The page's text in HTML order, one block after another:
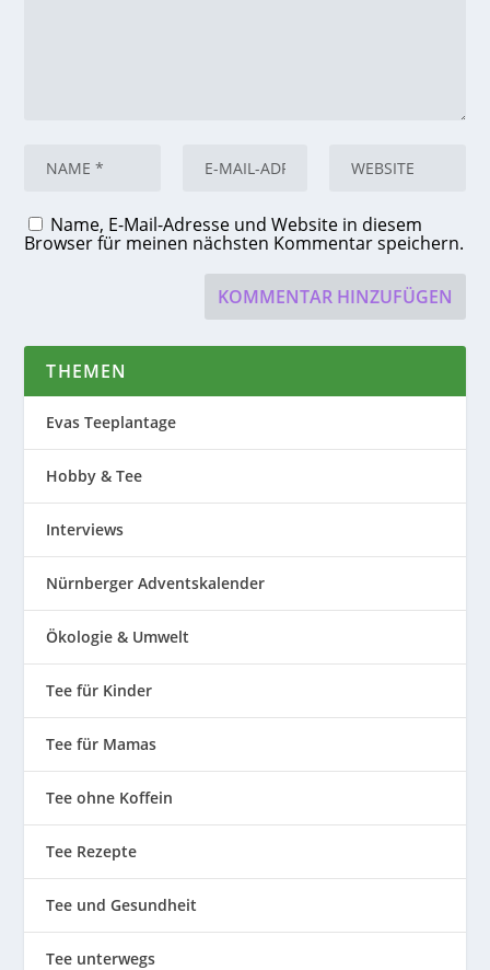
Name, E-Mail-Adresse und Website in diesem
Browser für meinen nächsten Kommentar speichern.
THEMEN
Evas Teeplantage
Hobby & Tee
Interviews
Nürnberger Adventskalender
Ökologie & Umwelt
Tee für Kinder
Tee für Mamas
Tee ohne Koffein
Tee Rezepte
Tee und Gesundheit
Tee unterwegs